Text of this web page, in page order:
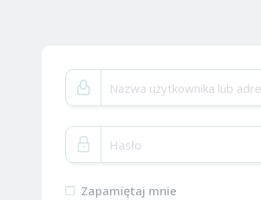
Zapamiętaj mnie